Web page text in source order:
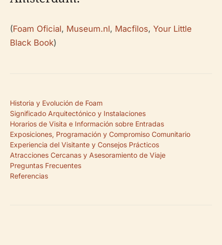
(Foam Oficial, Museum.nl, Macfilos, Your Little
Black Book)
Historia y Evolución de Foam
Significado Arquitectónico y Instalaciones
Horarios de Visita e Información sobre Entradas
Exposiciones, Programación y Compromiso Comunitario
Experiencia del Visitante y Consejos Prácticos
Atracciones Cercanas y Asesoramiento de Viaje
Preguntas Frecuentes
Referencias